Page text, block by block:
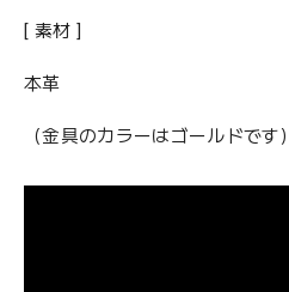
[ 素材 ]
本革
（金具のカラーはゴールドです）